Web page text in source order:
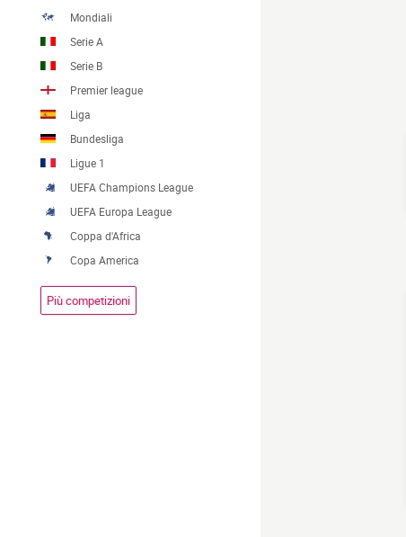
Mondiali
Serie A
Serie B
Premier league
Liga
Bundesliga
Ligue 1
UEFA Champions League
UEFA Europa League
Coppa d'Africa
Copa America
Più competizioni